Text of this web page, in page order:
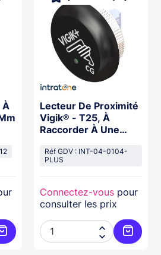
À
Ajouter au panier
Lecteur De Proximité
Vigik® - T25, À
Raccorder À Une
Réf GDV : INT-04-0104-
PLUS
Connectez-vous pour
consulter les prix

